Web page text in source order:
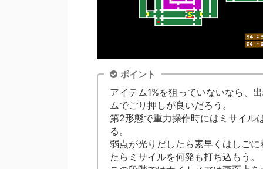
ポイント
アイテム1%を狙っていないなら、
ムでごり押しが良いだろう。
第2形態で重力操作時にはミサイル
る。
弱点が光りだしたら素早くはしご
たらミサイルを何発も打ち込もう。